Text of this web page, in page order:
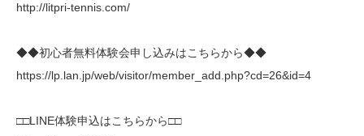
http://litpri-tennis.com/
◆◆初心者無料体験会申し込みはこちらから◆◆
https://lp.lan.jp/web/visitor/member_add.php?cd=26&id=4
□□LINE体験申込はこちらから□□